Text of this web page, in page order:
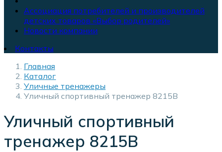
Ассоциация потребителей и производителей
детских товаров «Выбор родителей»
Новости компании
Контакты
Главная
Каталог
Уличные тренажеры
Уличный спортивный тренажер 8215B
Уличный спортивный
тренажер 8215B